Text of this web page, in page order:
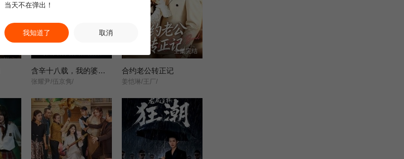
含辛十八载，我的婆家全是假的
张耀尹/伍京隽/
全集完结
合约老公转正记
姜恺琳/王厂/
当天不在弹出！
我知道了 取消